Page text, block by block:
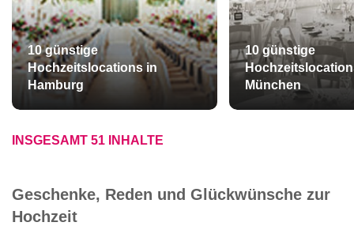
10 günstige
Hochzeitslocations in
Hamburg
10 günstige
München
INSGESAMT 51 INHALTE
Geschenke, Reden und Glückwünsche zur
Hochzeit